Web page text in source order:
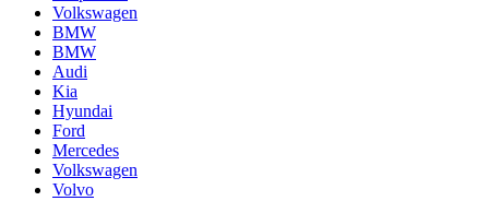
Volkswagen
BMW
BMW
Audi
Kia
Hyundai
Ford
Mercedes
Volkswagen
Volvo